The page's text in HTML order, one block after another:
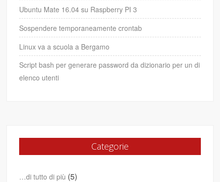
Ubuntu Mate 16.04 su Raspberry PI 3
Sospendere temporaneamente crontab
Linux va a scuola a Bergamo
Script bash per generare password da dizionario per un di
elenco utenti
Categorie
…di tutto di più (5)